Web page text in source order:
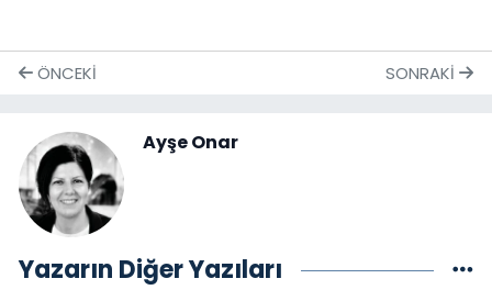
ÖNCEKI SONRAKI
Ayşe Onar
Yazarın Diğer Yazıları